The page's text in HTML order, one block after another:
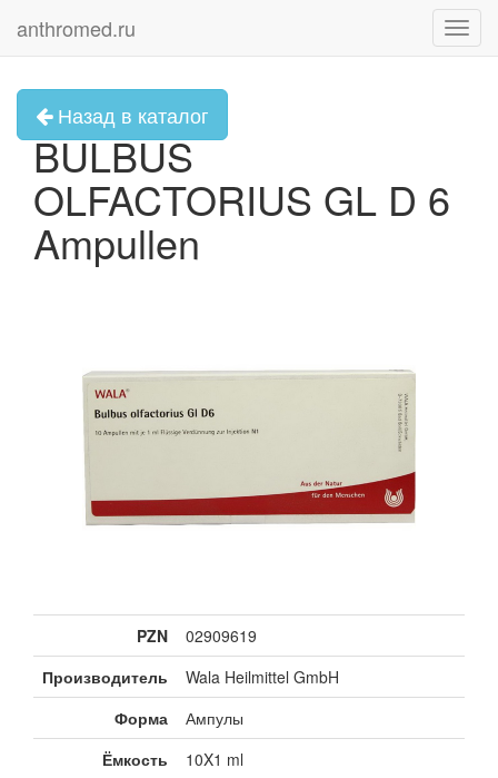
anthromed.ru
Назад в каталог
BULBUS
OLFACTORIUS GL D 6
Ampullen
PZN
02909619
Производитель
Wala Heilmittel GmbH
Форма
Ампулы
Ёмкость
10X1 ml